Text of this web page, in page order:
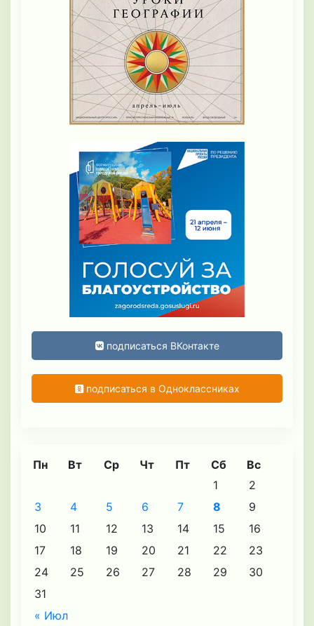
подписаться ВКонтакте
подписаться в Одноклассниках
Пн Вт Ср Чт Пт Сб Вс
« Июл
1
2
3
4 5 6 7 8
9
10
11 12 13 14 15
16
17
18 19 20 21 22
23
24
25 26 27 28 29
30
31